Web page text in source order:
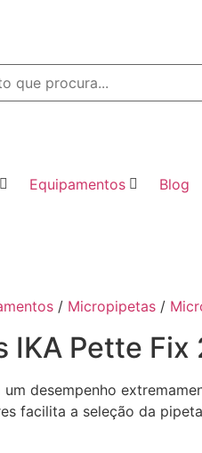
Equipamentos Blog
/ Micropipetas /
IKA Pette Fix
desempenho
facilita a seleção da